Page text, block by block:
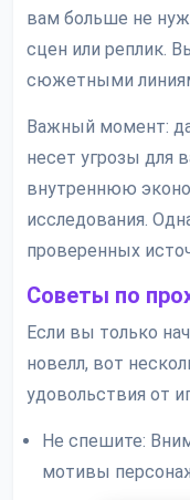
вам больше не
сцен или реплик.
сюжетными
Важный момент:
несет угрозы для
внутреннюю
исследования.
проверенных
Советы по
Если вы только
новелл, вот
удовольствия от
Не спешите:
мотивы